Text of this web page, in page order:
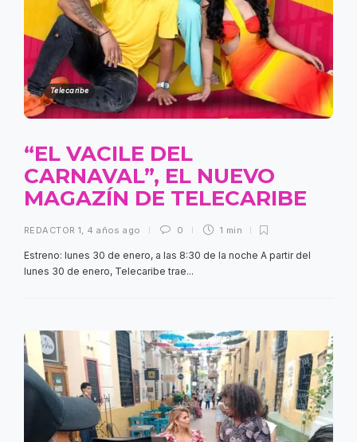
Telecaribe
“EL VACILE DEL
CARNAVAL”, EL NUEVO
MAGAZÍN DE TELECARIBE
REDACTOR 1, 4 años ago 0 1 min
Estreno: lunes 30 de enero, a las 8:30 de la noche A partir del
lunes 30 de enero, Telecaribe trae...